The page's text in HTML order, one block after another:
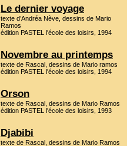
Le dernier voyage
texte d’Andréa Nève, dessins de Mario
Ramos
édition PASTEL l'école des loisirs, 1994
Novembre au printemps
texte de Rascal, dessins de Mario ramos
édition PASTEL l'école des loisirs, 1994
Orson
texte de Rascal, dessins de Mario Ramos
édition PASTEL l'école des loisirs, 1993
Djabibi
texte de Rascal, dessins de Mario Ramos